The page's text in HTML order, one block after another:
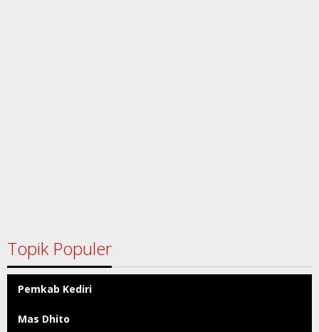
Topik Populer
Pemkab Kediri
Mas Dhito